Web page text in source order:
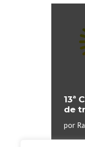
13ª
de
por